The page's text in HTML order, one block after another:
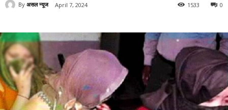
By असल न्यूज April 7, 2024 0
1533